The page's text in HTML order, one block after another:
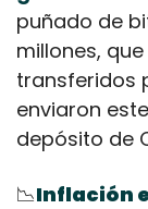
puñado de
millones,
transferidos
enviaron
depósito de
📉Inflación